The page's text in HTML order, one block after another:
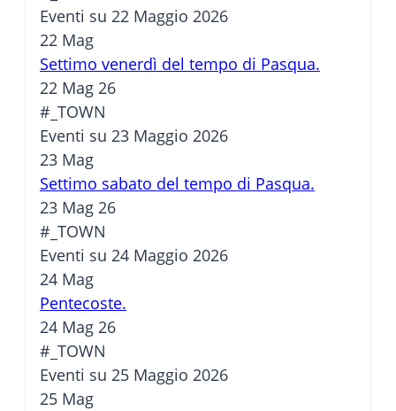
Eventi su 22 Maggio 2026
22 Mag
Settimo venerdì del tempo di Pasqua.
22 Mag 26
#_TOWN
Eventi su 23 Maggio 2026
23 Mag
Settimo sabato del tempo di Pasqua.
23 Mag 26
#_TOWN
Eventi su 24 Maggio 2026
24 Mag
Pentecoste.
24 Mag 26
#_TOWN
Eventi su 25 Maggio 2026
25 Mag